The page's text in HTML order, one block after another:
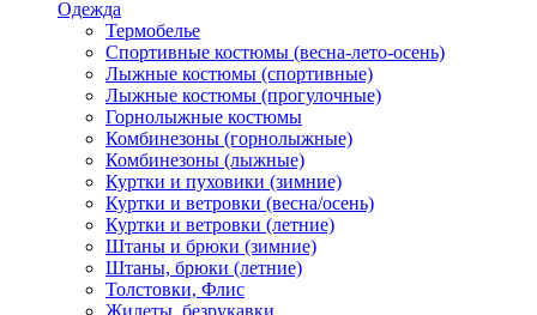
Одежда
Термобелье
Спортивные костюмы (весна-лето-осень)
Лыжные костюмы (спортивные)
Лыжные костюмы (прогулочные)
Горнолыжные костюмы
Комбинезоны (горнолыжные)
Комбинезоны (лыжные)
Куртки и пуховики (зимние)
Куртки и ветровки (весна/осень)
Куртки и ветровки (летние)
Штаны и брюки (зимние)
Штаны, брюки (летние)
Толстовки, Флис
Жилеты, безрукавки